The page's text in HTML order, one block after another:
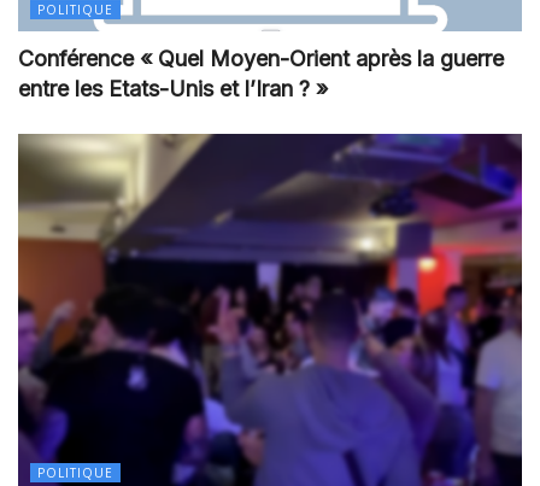
POLITIQUE
Conférence « Quel Moyen-Orient après la guerre
entre les Etats-Unis et l’Iran ? »
POLITIQUE